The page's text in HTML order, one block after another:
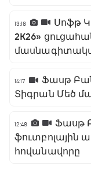
13:18
Սոֆթ
2K26»
14:17
Ֆասթ
Տիգրան Մեծ
12:48
Ֆասթ
ֆուտբոլային
հովանավորը